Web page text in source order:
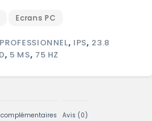
Ecrans PC
, IPS, 23.8
, 5 MS, 75 HZ
Avis (0)